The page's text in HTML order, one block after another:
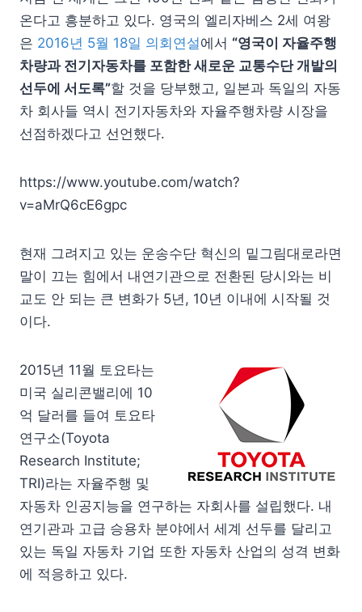
온다고 흥분하고 있다. 영국의 엘리자베스 2세 여왕
은 2016년 5월 18일 의회연설 에서 “영국이 자율주행
차량과 전기자동차를 포함한 새로운 교통수단 개발의
선두에 서도록”할 것을 당부했고, 일본과 독일의 자동
차 회사들 역시 전기자동차와 자율주행차량 시장을
선점하겠다고 선언했다.
https://www.youtube.com/watch?
v=aMrQ6cE6gpc
현재 그려지고 있는 운송수단 혁신의 밑그림대로라면
말이 끄는 힘에서 내연기관으로 전환된 당시와는 비
교도 안 되는 큰 변화가 5년, 10년 이내에 시작될 것
이다.
2015년 11월 토요타는
미국 실리콘밸리에 10
억 달러를 들여 토요타
연구소(Toyota
Research Institute;
TRI)라는 자율주행 및
자동차 인공지능을 연구하는 자회사를 설립했다. 내
연기관과 고급 승용차 분야에서 세계 선두를 달리고
있는 독일 자동차 기업 또한 자동차 산업의 성격 변화
에 적응하고 있다.